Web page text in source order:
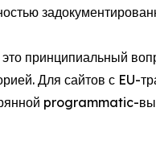
принципиальный
Для сайтов с EU-
programmatic-